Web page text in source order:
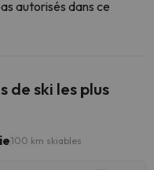
autorisés dans ce
de ski les plus
100 km skiables